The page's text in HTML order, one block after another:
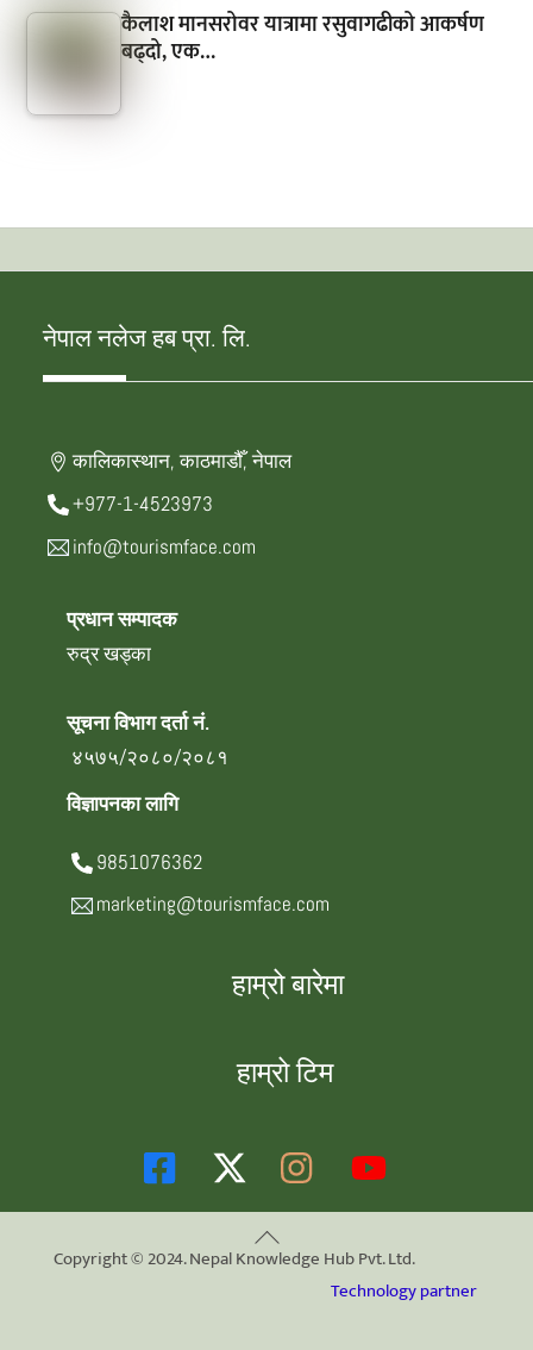
कैलाश मानसरोवर यात्रामा रसुवागढीको आकर्षण
बढ्दो, एक…
नेपाल नलेज हब प्रा. लि.
कालिकास्थान, काठमाडौँ, नेपाल
+977-1-4523973
info@tourismface.com
प्रधान सम्पादक
रुद्र खड्का
सूचना विभाग दर्ता नं.
४५७५/२०८०/२०८१
विज्ञापनका लागि
9851076362
marketing@tourismface.com
हाम्रो बारेमा
हाम्रो टिम
Back
To
Copyright © 2024. Nepal Knowledge Hub Pvt. Ltd.
Technology partner